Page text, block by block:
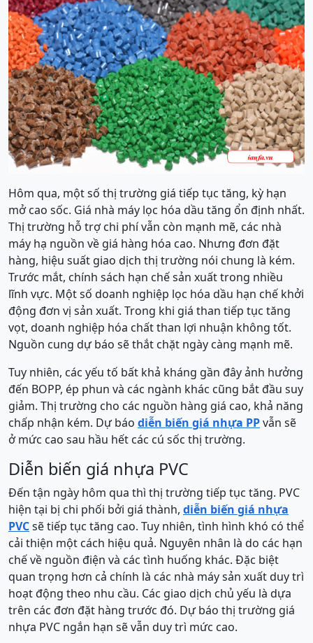
Hôm qua, một số thị trường giá tiếp tục tăng, kỳ hạn
mở cao sốc. Giá nhà máy lọc hóa dầu tăng ổn định nhất.
Thị trường hỗ trợ chi phí vẫn còn mạnh mẽ, các nhà
máy hạ nguồn về giá hàng hóa cao. Nhưng đơn đặt
hàng, hiệu suất giao dịch thị trường nói chung là kém.
Trước mắt, chính sách hạn chế sản xuất trong nhiều
lĩnh vực. Một số doanh nghiệp lọc hóa dầu hạn chế khởi
động đơn vị sản xuất. Trong khi giá than tiếp tục tăng
vọt, doanh nghiệp hóa chất than lợi nhuận không tốt.
Nguồn cung dự báo sẽ thắt chặt ngày càng mạnh mẽ.
Tuy nhiên, các yếu tố bất khả kháng gần đây ảnh hưởng
đến BOPP, ép phun và các ngành khác cũng bắt đầu suy
giảm. Thị trường cho các nguồn hàng giá cao, khả năng
chấp nhận kém. Dự báo diễn biến giá nhựa PPvẫn ​​sẽ
ở mức cao sau hầu hết các cú sốc thị trường.
Diễn biến giá nhựa PVC
Đến tận ngày hôm qua thì thị trường tiếp tục tăng. PVC
hiện tại bị chi phối bởi giá thành, diễn biến giá nhựa
PVCsẽ tiếp tục tăng cao. Tuy nhiên, tình hình khó có thể
cải thiện một cách hiệu quả. Nguyên nhân là do các hạn
chế về nguồn điện và các tình huống khác. Đặc biệt
quan trọng hơn cả chính là các nhà máy sản xuất duy trì
hoạt động theo nhu cầu. Các giao dịch chủ yếu là dựa
trên các đơn đặt hàng trước đó. Dự báo thị trường giá
nhựa PVC ngắn hạn ​​sẽ vẫn duy trì mức cao.